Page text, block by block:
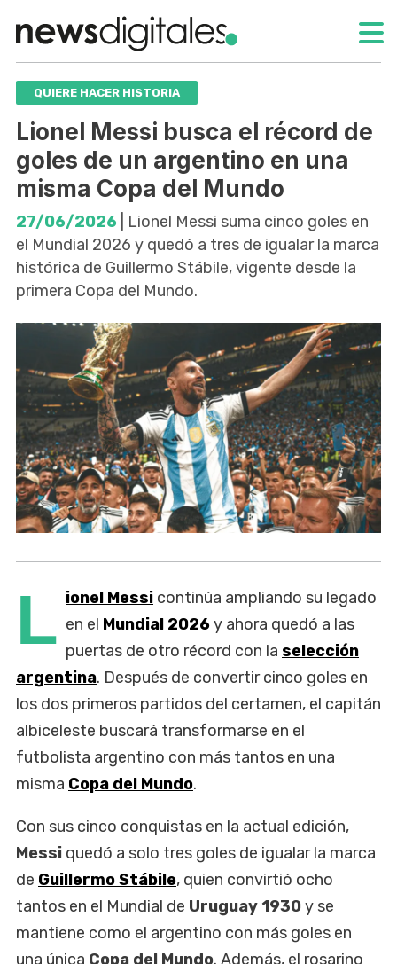
QUIERE HACER HISTORIA
Lionel Messi busca el récord de
goles de un argentino en una
misma Copa del Mundo
27/06/2026 | Lionel Messi suma cinco goles en
el Mundial 2026 y quedó a tres de igualar la marca
histórica de Guillermo Stábile, vigente desde la
primera Copa del Mundo.
L ionel Messi continúa ampliando su legado
en el Mundial 2026y ahora quedó a las
puertas de otro récord con la selección
argentina. Después de convertir cinco goles en
los dos primeros partidos del certamen, el capitán
albiceleste buscará transformarse en el
futbolista argentino con más tantos en una
misma Copa del Mundo.
Con sus cinco conquistas en la actual edición,
Messi quedó a solo tres goles de igualar la marca
de Guillermo Stábile, quien convirtió ocho
tantos en el Mundial de Uruguay 1930y se
mantiene como el argentino con más goles en
una única Copa del Mundo. Además, el rosarino